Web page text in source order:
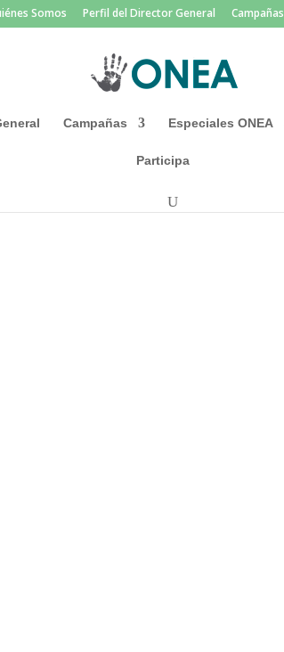
Somos Perfil del Director General Campañas
Campañas Especiales ONEA
Participa